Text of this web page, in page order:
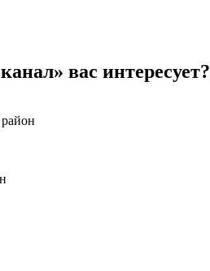
вас интересует?